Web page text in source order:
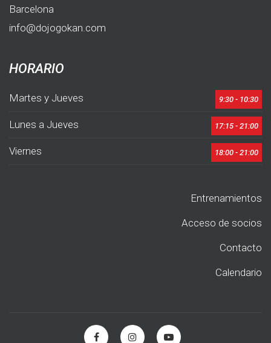
Barcelona
info@dojogokan.com
HORARIO
Martes y Jueves 9:30 - 10:30
Lunes a Jueves 17:15 - 21:00
Viernes 18:00 - 21:00
Entrenamientos
Acceso de socios
Contacto
Calendario